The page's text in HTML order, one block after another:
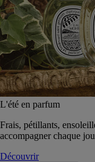
L'été en parfum
Frais, pétillants,
accompagner chaque
Découvrir